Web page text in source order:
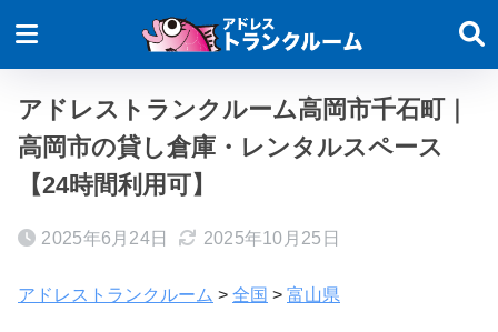
アドレストランクルーム高岡市千石町｜
高岡市の貸し倉庫・レンタルスペース
【24時間利用可】
2025年6月24日 2025年10月25日
アドレストランクルーム > 全国 > 富山県